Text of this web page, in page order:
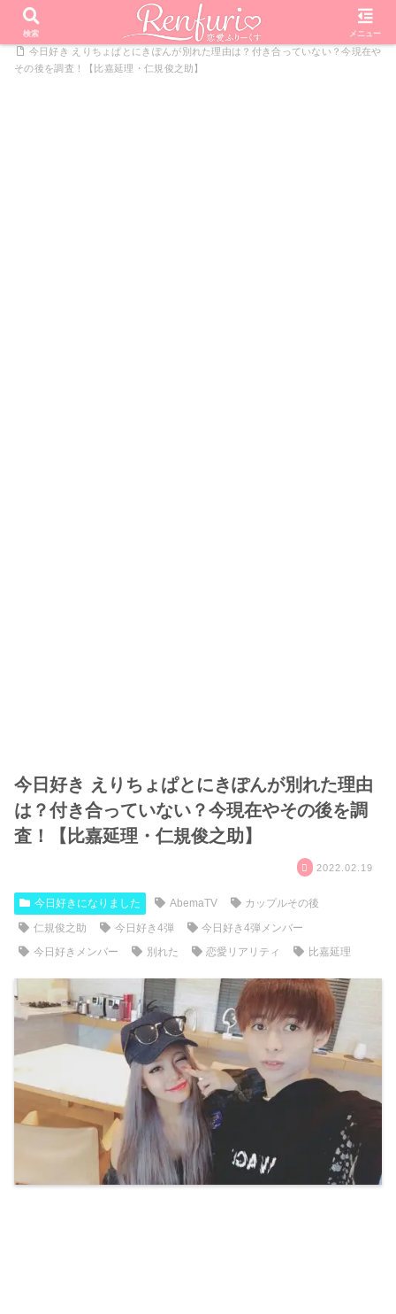
PR
ホーム 恋愛リアリティーショー
今日好きになりました
今日好き えりちょぱとにきぽんが別れた理由は？付き合っていない？今現在や
その後を調査！【比嘉延理・仁規俊之助】
今日好き えりちょぱとにきぽんが別れた理由
は？付き合っていない？今現在やその後を調
査！【比嘉延理・仁規俊之助】
2022.02.19
今日好きになりました AbemaTV
カップルその後
仁規俊之助
今日好き4弾
今日好き4弾メンバー
今日好きメンバー
別れた 恋愛リアリティ 比嘉延理
検索 メニュー